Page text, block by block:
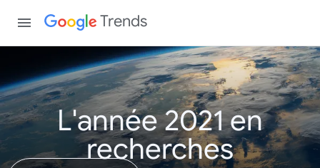
Trends
L'année 2021 en
recherches